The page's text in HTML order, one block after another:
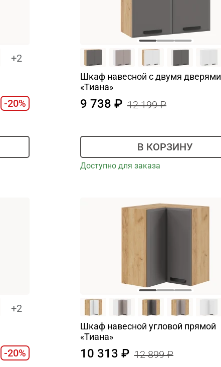
+2
-20%
Шкаф навесной c двумя дверями
«Тиана»
9 738 12 199
В КОРЗИНУ
Доступно для заказа
+2
-20%
Шкаф навесной угловой прямой
«Тиана»
10 313 12 899